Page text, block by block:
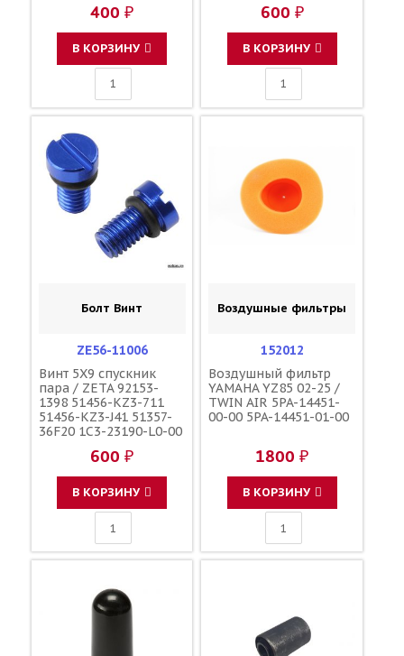
110090000601
110090000501
F45300001
400 ₽
В КОРЗИНУ
110090000601
110090000501
F45300001
600 ₽
В КОРЗИНУ
Болт Винт
ZE56-11006
Винт 5X9 спускник
пара / ZETA 92153-
1398 51456-KZ3-711
51456-KZ3-J41 51357-
36F20 1C3-23190-L0-00
110090000601
110090000501
F45300001
600 ₽
В КОРЗИНУ
Воздушные фильтры
152012
Воздушный фильтр
YAMAHA YZ85 02-25 /
TWIN AIR 5PA-14451-
00-00 5PA-14451-01-00
1800 ₽
В КОРЗИНУ